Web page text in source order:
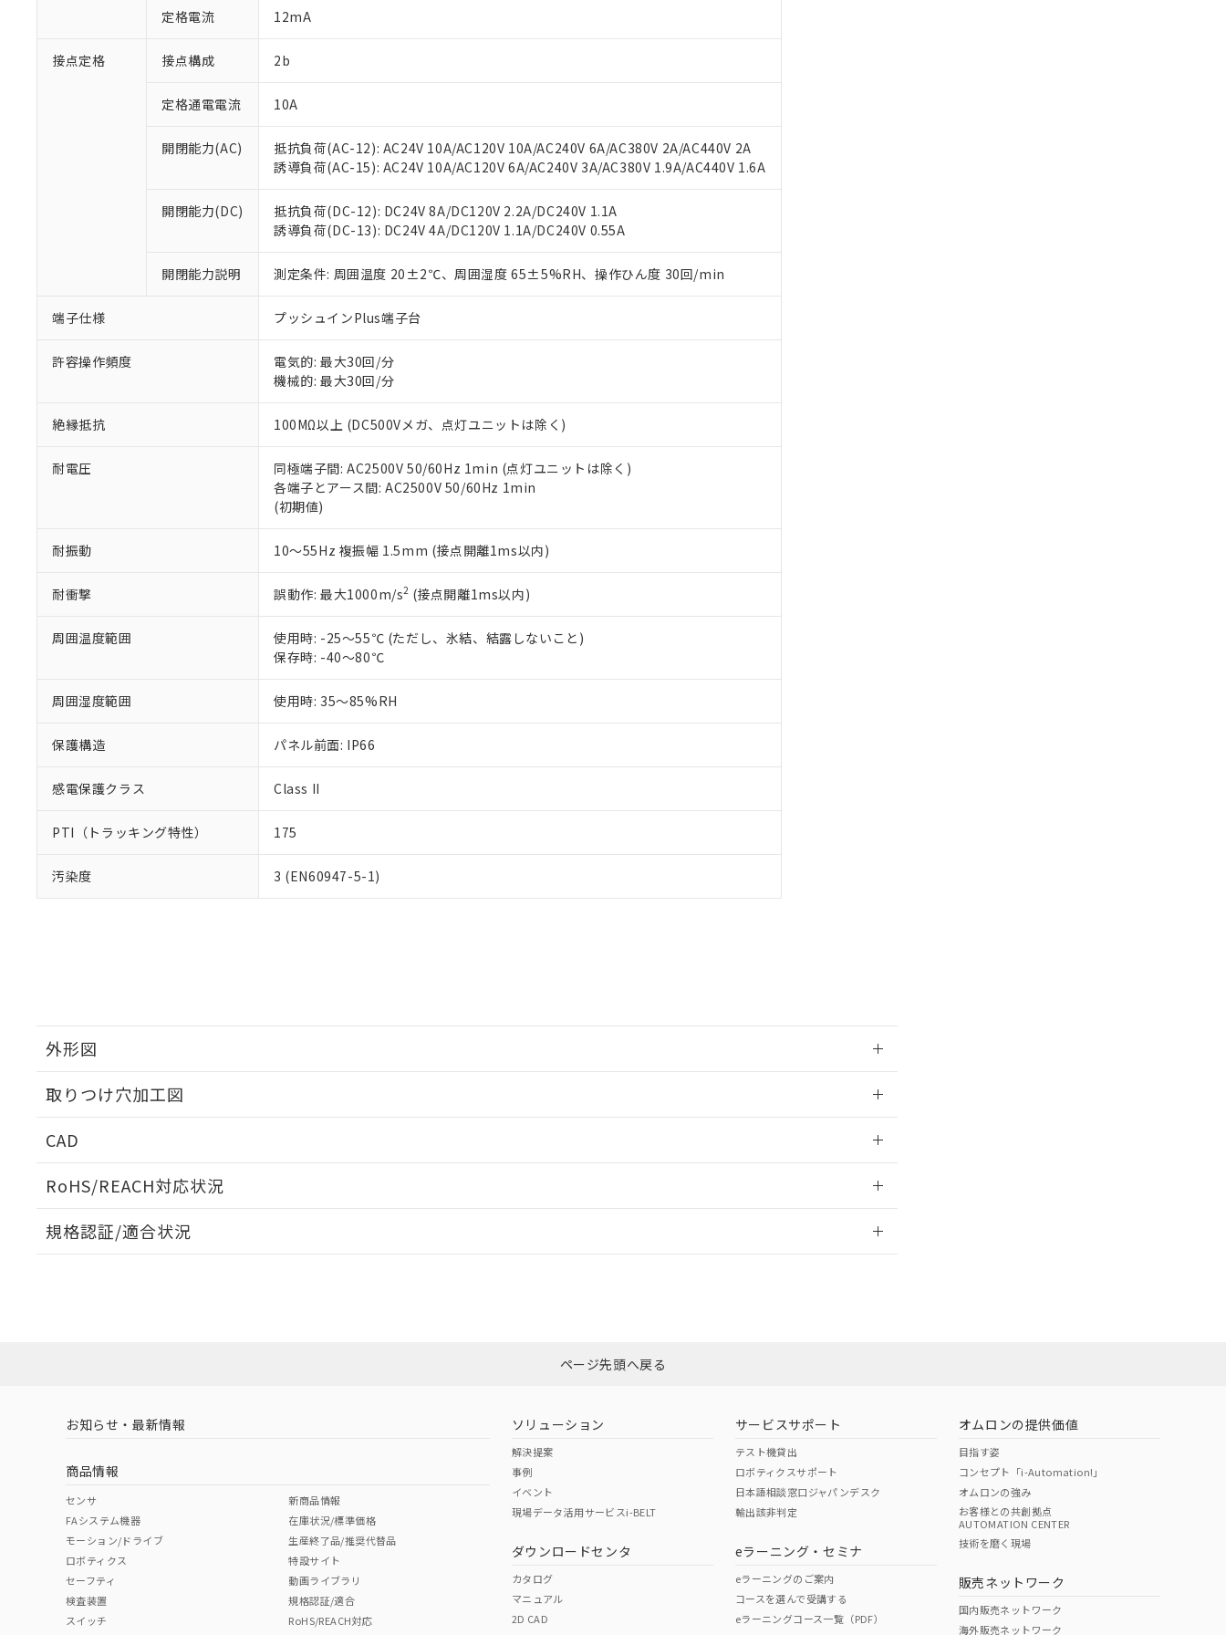
定格電流 12mA
接点定格 接点構成 2b
定格通電電流 10A
開閉能力(AC)
抵抗負荷(AC-12): AC24V 10A/AC120V 10A/AC240V 6A/AC380V 2A/AC440V 2A
誘導負荷(AC-15): AC24V 10A/AC120V 6A/AC240V 3A/AC380V 1.9A/AC440V 1.6A
開閉能力(DC)
抵抗負荷(DC-12): DC24V 8A/DC120V 2.2A/DC240V 1.1A
誘導負荷(DC-13): DC24V 4A/DC120V 1.1A/DC240V 0.55A
開閉能力説明 測定条件: 周囲温度 20±2℃、周囲湿度 65±5%RH、操作ひん度 30回/min
端子仕様 プッシュインPlus端子台
許容操作頻度
電気的: 最大30回/分
機械的: 最大30回/分
絶縁抵抗 100MΩ以上 (DC500Vメガ、点灯ユニットは除く)
耐電圧
同極端子間: AC2500V 50/60Hz 1min (点灯ユニットは除く)
各端子とアース間: AC2500V 50/60Hz 1min
(初期値)
耐振動 10～55Hz 複振幅 1.5mm (接点開離1ms以内)
耐衝撃 誤動作: 最大1000m/s2 (接点開離1ms以内)
周囲温度範囲
使用時: -25～55℃ (ただし、氷結、結露しないこと)
保存時: -40～80℃
周囲湿度範囲 使用時: 35～85%RH
保護構造 パネル前面: IP66
感電保護クラス Class II
PTI（トラッキング特性） 175
汚染度 3 (EN60947-5-1)
外形図
取りつけ穴加工図
CAD
RoHS/REACH対応状況
EU RoHS 注意事項・凡例
ダウンロードはこちら
中国 RoHS 注意事項・凡例
中国 RoHS表
Pb Hg Cr(VI)
O O
規格認証/適合状況
い。
正式な納期状況および標準価格はお客様のお取引先、またはお客様担当のオムロン制御機器販売店・
当社販売員にご相談ください。
オムロン制御機器販売店や当社販売拠点は「販売ネットワーク
」をご確認ください。
在庫状況および標準価格結果を当社の事前の承諾なく第三者に漏洩または開示しないようお願いしま
す。
マイパーツ機能（部品リスト作成サービス）をご利用いただくには、I-Webメンバーズにご登録され
お客様が当ウェブサイト上で当社にご登録された部品リストについて、当社および当社の共同利用者
が、当社の製品・サービスに関するお客様との取引・商談に必要な範囲で利用することをご了承くだ
さい。
※当社の共同利用者とは、"個人情報の共同利用に関して"
の「1.共同利用者の範囲」に記載されて
いる法人を指します。
但し、RoHS指令で産業用監視および制御機器に対する適用除外項目は除く。
※2 対応予定月
部品在庫の切り替え状況などにより、予定月が前後することがあります。
※3 非含有証明書ダウンロード
下記の非含有証明書をダウンロードすることができます。
EU RoHS指令（10物質）の非含有証明書
51物質の非含有証明書（当社基準）
※本証明書は発行日時点で非含有を証明するもので、過去に遡って非含有を証明するものではありません。
また、RoHS指令のフタル酸エステル類４物質の対応では、対応完了までの期間は出荷製品に未対応品が
混在することから備考欄に対応日を記載しておりました。
既に当社にて対応品への在庫切替を完了していることから、特段のことがない限り、2022年1月12日よ
り割愛しております。
「○」：最大均質材料含有率が中国RoHSの基準値以下であることを示します。
「×」：最大均質材料含有率が中国RoHSの基準値を超えていることを示します。
*中国RoHS10物質の基準値 (GB/T26572)：
Pb(鉛) :1000ppm、 Hg(水銀) : 1000ppm、 Cd(カドミウム) : 100ppm、
Cr(Ⅵ)(六価クロム) : 1000ppm、 PBBs(ポリ臭化ビフェニル類) : 1000ppm、 PBDEs(ポリ臭化ジフェニルエーテル類) : 1000ppm、
DBP(フタル酸ジブチル) : 1000ppm、 DIBP(フタル酸ジイソブチル) : 1000ppm、 BBP(フタル酸ブチルベンジル) : 1000ppm、
DEHP(フタル酸ビス(2-エチルヘキシル)) : 1000ppm
※2 環境保護使用期限
「ｅ」：有害物質（10物質）のすべてが基準値以下であることを示します。
「10」：通常の使用状況下において有害物質が外部に漏えいし、環境に深刻な影響を及ぼさない年数を意
味します。
当社は、これら貴社製品のうち、外国為替および外国貿易法に定める商品（以下｢規制貨物等」とい
当社は貴社製品を、核兵器、ミサイル、化学兵器、生物兵器またはその他武器並びにこれらの製造装
置等に一切使用いたしません。
当社は、貴社製品を第三者に販売する場合は、上記1、2および3の内容を当該第三者に通知します。
また当社は、販売先および販売に係わる関係者が違法に輸出するおそれがある場合は、取り引きをい
たしません。
号
○ 一定数以上の在庫あり
△ 一定数には満たないが在庫あり
－
在庫なし(最新の在庫状況については、お客様のお取引先、またはお客様担当のオムロン制御
機器販売店・当社販売員にご確認ください)
空
白
受注生産機種、また在庫状況の情報を公開していない機種
ページ先頭へ戻る
お知らせ・最新情報
商品情報
センサ
FAシステム機器
モーション/ドライブ
ロボティクス
セーフティ
検査装置
スイッチ
新商品情報
在庫状況/標準価格
生産終了品/推奨代替品
特設サイト
動画ライブラリ
規格認証/適合
RoHS/REACH対応
ソリューション
解決提案
事例
イベント
現場データ活用サービスi-BELT
ダウンロードセンタ
カタログ
マニュアル
2D CAD
サービスサポート
テスト機貸出
ロボティクスサポート
日本語相談窓口ジャパンデスク
輸出該非判定
eラーニング・セミナ
eラーニングのご案内
コースを選んで受講する
eラーニングコース一覧（PDF）
オムロンの提供価値
目指す姿
コンセプト「i-Automation!」
オムロンの強み
お客様との共創拠点
AUTOMATION CENTER
技術を磨く現場
販売ネットワーク
国内販売ネットワーク
海外販売ネットワーク